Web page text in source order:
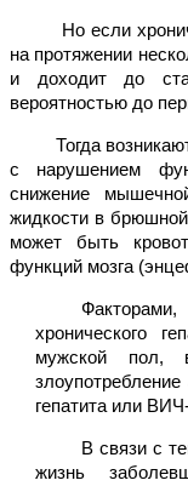
Но если
на протяжении
и доходит до
вероятностью до
Тогда
с нарушением
снижение
жидкости в брюшной
может быть
функций мозга
Факторами,
хронического
мужской пол,
гепатита или
В связи с
жизнь